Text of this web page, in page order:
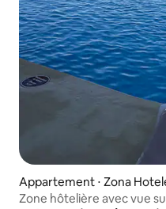
Appartement ⋅ Zona
Zone hôtelière avec vue